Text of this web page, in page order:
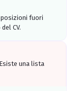
fuori
CV.
una lista